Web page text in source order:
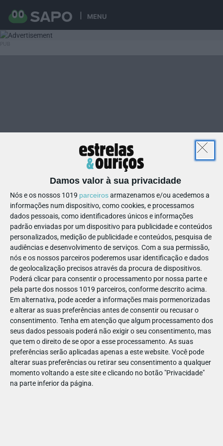
MENU
Damos valor à sua privacidade
Nós e os nossos 1019 parceirosarmazenamos e/ou acedemos a
informações num dispositivo, como cookies, e processamos
dados pessoais, como identificadores únicos e informações
padrão enviadas por um dispositivo para publicidade e conteúdos
personalizados, medição de publicidade e conteúdos, pesquisa de
audiências e desenvolvimento de serviços. Com a sua permissão,
nós e os nossos parceiros poderemos usar identificação e dados
de geolocalização precisos através da procura de dispositivos.
Poderá clicar para consentir o processamento por nossa parte e
pela parte dos nossos 1019 parceiros, conforme descrito acima.
Em alternativa, pode aceder a informações mais pormenorizadas
e alterar as suas preferências antes de consentir ou recusar o
consentimento. Tenha em atenção que algum processamento dos
seus dados pessoais poderá não exigir o seu consentimento, mas
que tem o direito de se opor a esse processamento. As suas
preferências serão aplicadas apenas a este website. Você pode
alterar suas preferências ou retirar seu consentimento a qualquer
momento voltando a este site e clicando no botão "Privacidade"
na parte inferior da página.
17
47198810474137